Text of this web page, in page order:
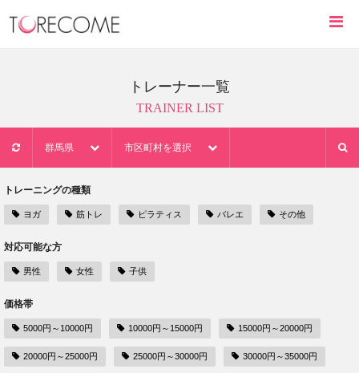
トレーナー一覧
TRAINER LIST
群馬県 市区町村を選択
トレーニングの種類
ヨガ 筋トレ ピラティス バレエ その他
対応可能な方
男性 女性 子供
価格帯
5000円～10000円 10000円～15000円 15000円～20000円
20000円～25000円 25000円～30000円 30000円～35000円